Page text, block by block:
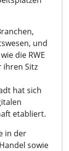
und
die RWE
ihren Sitz
hat sich
etabliert.
in der
sowie